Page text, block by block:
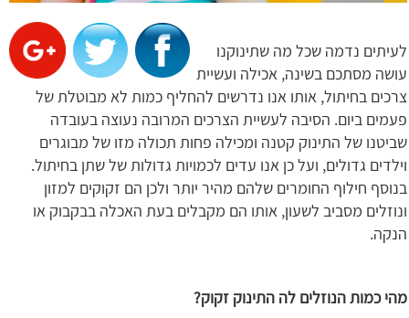
לעיתים נדמה שכל מה שתינוקנו
עושה מסתכם בשינה, אכילה ועשיית
צרכים בחיתול, אותו אנו נדרשים להחליף כמות לא מבוטלת של
פעמים ביום. הסיבה לעשיית הצרכים המרובה נעוצה בעובדה
שביטנו של התינוק קטנה ומכילה פחות תכולה מזו של מבוגרים
וילדים גדולים, ועל כן אנו עדים לכמויות גדולות של שתן בחיתול.
בנוסף חילוף החומרים שלהם מהיר יותר ולכן הם זקוקים למזון
ונוזלים מסביב לשעון, אותו הם מקבלים בעת האכלה בבקבוק או
הנקה.
מהי כמות הנוזלים לה התינוק זקוק?